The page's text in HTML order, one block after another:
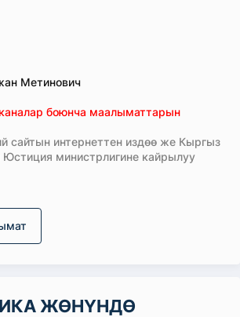
Метинович
боюнча маалыматтарын
сайтын интернеттен издөө же Кыргыз
министрлигине кайрылуу
ЖӨНҮНДӨ